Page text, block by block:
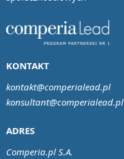
ADRES
Comperia.pl S.A.
KONTAKT
kontakt@comperialead.pl
konsultant@comperialead.pl